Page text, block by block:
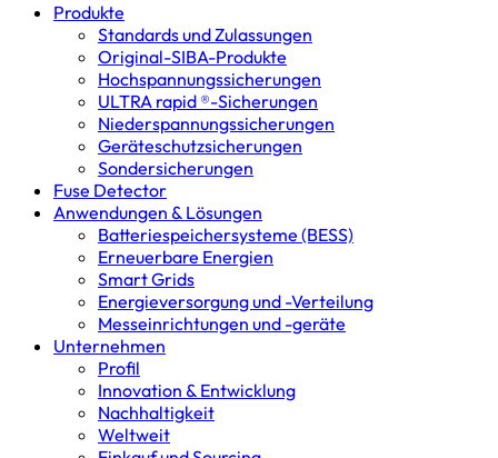
Produkte
Standards und Zulassungen
Original-SIBA-Produkte
Hochspannungs­sicherungen
ULTRA rapid ®-Sicherungen
Niederspannungs­sicherungen
Geräteschutz­sicherungen
Sondersicherungen
Fuse Detector
Anwendungen & Lösungen
Batterie­speicher­systeme (BESS)
Erneuerbare Energien
Smart Grids
Energieversorgung und -Verteilung
Messeinrichtungen und -geräte
Unternehmen
Profil
Innovation & Entwicklung
Nachhaltigkeit
Weltweit